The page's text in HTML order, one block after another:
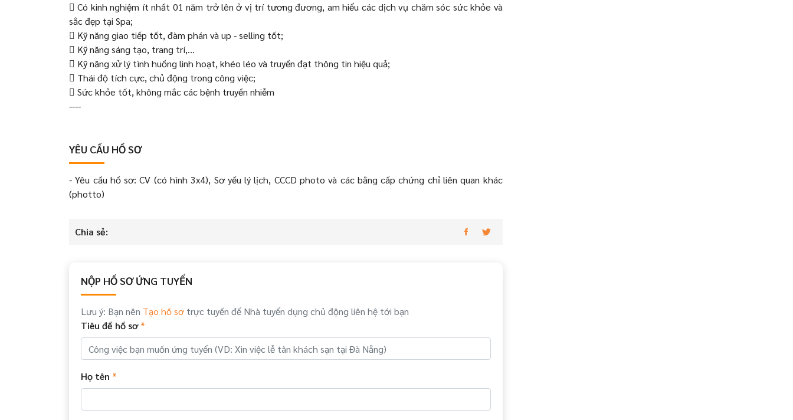
 Có kinh nghiệm ít nhất 01 năm trở lên ở vị trí tương đương, am hiểu các dịch vụ chăm sóc sức khỏe và
sắc đẹp tại Spa;
 Kỹ năng giao tiếp tốt, đàm phán và up - selling tốt;
 Kỹ năng sáng tạo, trang trí,...
 Kỹ năng xử lý tình huống linh hoạt, khéo léo và truyền đạt thông tin hiệu quả;
 Thái độ tích cực, chủ động trong công việc;
 Sức khỏe tốt, không mắc các bệnh truyền nhiễm
----
YÊU CẦU HỒ SƠ
- Yêu cầu hồ sơ: CV (có hình 3x4), Sơ yếu lý lịch, CCCD photo và các bằng cấp chứng chỉ liên quan khác
(photto)
Chia sẻ:
NỘP HỒ SƠ ỨNG TUYỂN
Lưu ý: Bạn nên Tạo hồ sơ trực tuyến để Nhà tuyển dụng chủ động liên hệ tới bạn
Tiêu đề hồ sơ*
Họ tên *